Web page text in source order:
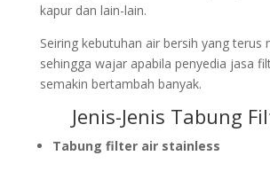
kapur dan lain-lain.
Seiring kebutuhan air bersih yang terus
sehingga wajar apabila penyedia jasa
semakin bertambah banyak.
Jenis-Jenis Tabung
Tabung filter air stainless